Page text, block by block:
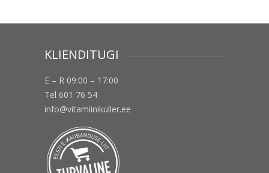
KLIENDITUGI
E – R 09:00 – 17:00
Tel 601 76 54
info@vitamiinikuller.ee